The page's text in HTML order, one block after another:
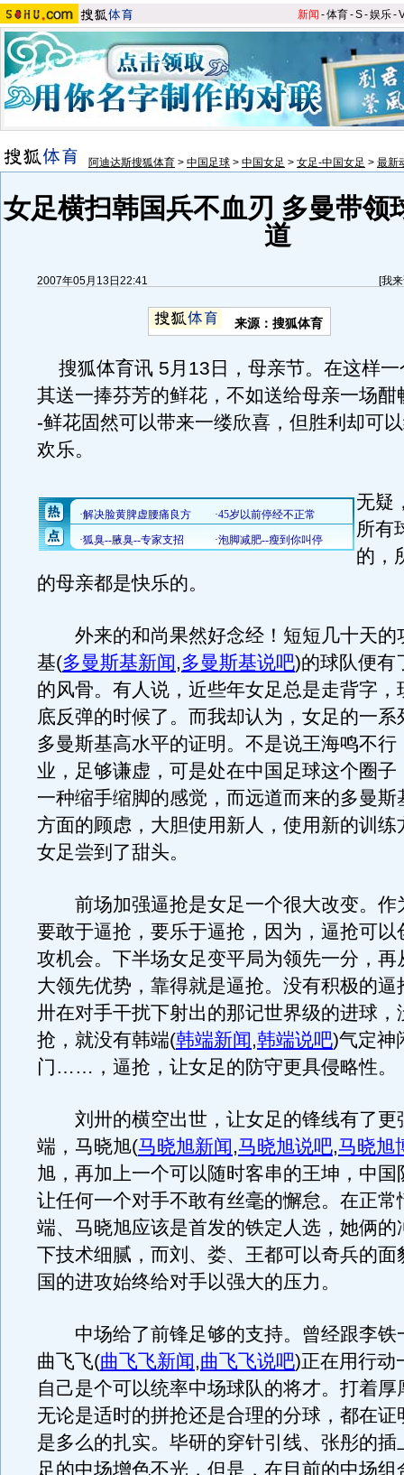
新闻 -体育-S-娱乐-
阿迪达斯搜狐体育 > 中国足球 > 中国女足 > 女足-中国女足 > 最新
女足横扫韩国兵不血刃 多曼带领
道
2007年05月13日22:41 [我
来源：搜狐体育
搜狐体育讯 5月13日，母亲节。在这样一
其送一捧芬芳的鲜花，不如送给母亲一场酣
-鲜花固然可以带来一缕欣喜，但胜利却可
欢乐。
无疑
所有
的，
的母亲都是快乐的。
外来的和尚果然好念经！短短几十天的
基(多曼斯基新闻,多曼斯基说吧)的球队便有
的风骨。有人说，近些年女足总是走背字，
底反弹的时候了。而我却认为，女足的一系
多曼斯基高水平的证明。不是说王海鸣不行
业，足够谦虚，可是处在中国足球这个圈子
一种缩手缩脚的感觉，而远道而来的多曼斯
方面的顾虑，大胆使用新人，使用新的训练
女足尝到了甜头。
前场加强逼抢是女足一个很大改变。作
要敢于逼抢，要乐于逼抢，因为，逼抢可以
攻机会。下半场女足变平局为领先一分，再
大领先优势，靠得就是逼抢。没有积极的逼
卅在对手干扰下射出的那记世界级的进球，
抢，就没有韩端(韩端新闻,韩端说吧)气定神
门……，逼抢，让女足的防守更具侵略性。
刘卅的横空出世，让女足的锋线有了更
端，马晓旭(马晓旭新闻,马晓旭说吧,马晓旭
旭，再加上一个可以随时客串的王坤，中国
让任何一个对手不敢有丝毫的懈怠。在正常
端、马晓旭应该是首发的铁定人选，她俩的
下技术细腻，而刘、娄、王都可以奇兵的面
国的进攻始终给对手以强大的压力。
中场给了前锋足够的支持。曾经跟李铁
曲飞飞(曲飞飞新闻,曲飞飞说吧)正在用行动
自己是个可以统率中场球队的将才。打着厚
无论是适时的拼抢还是合理的分球，都在证
是多么的扎实。毕研的穿针引线、张彤的插
足的中场增色不光，但是，在目前的中场组